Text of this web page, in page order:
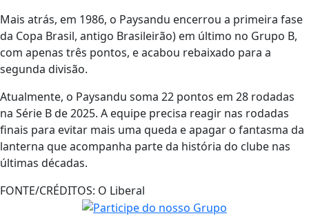
Mais atrás, em 1986, o Paysandu encerrou a primeira fase
da Copa Brasil, antigo Brasileirão) em último no Grupo B,
com apenas três pontos, e acabou rebaixado para a
segunda divisão.
Atualmente, o Paysandu soma 22 pontos em 28 rodadas
na Série B de 2025. A equipe precisa reagir nas rodadas
finais para evitar mais uma queda e apagar o fantasma da
lanterna que acompanha parte da história do clube nas
últimas décadas.
FONTE/CRÉDITOS: O Liberal